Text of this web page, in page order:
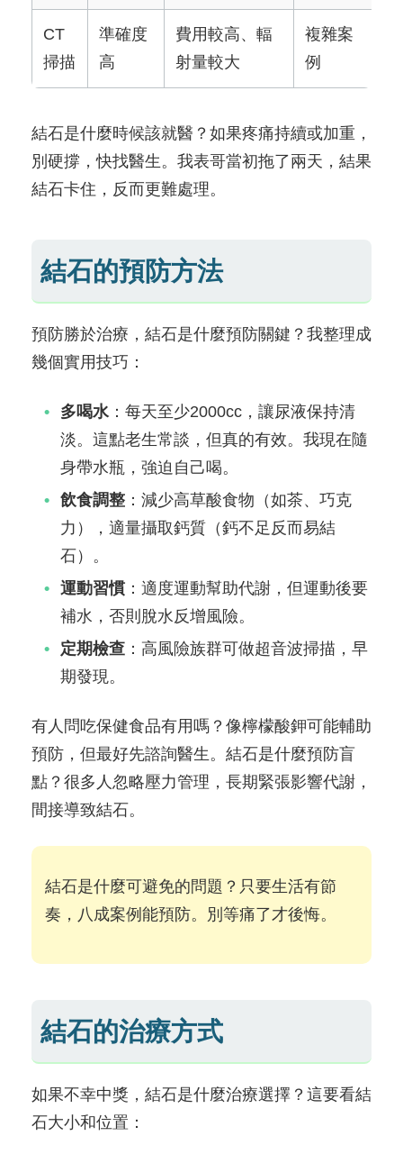
CT
掃描
準確度
高
費用較高、輻
射量較大
複雜案
例
結石是什麼時候該就醫？如果疼痛持續或加重，
別硬撐，快找醫生。我表哥當初拖了兩天，結果
結石卡住，反而更難處理。
結石的預防方法
預防勝於治療，結石是什麼預防關鍵？我整理成
幾個實用技巧：
多喝水 ：每天至少2000cc，讓尿液保持清
淡。這點老生常談，但真的有效。我現在隨
身帶水瓶，強迫自己喝。
飲食調整 ：減少高草酸食物（如茶、巧克
力），適量攝取鈣質（鈣不足反而易結
石）。
運動習慣 ：適度運動幫助代謝，但運動後要
補水，否則脫水反增風險。
定期檢查 ：高風險族群可做超音波掃描，早
期發現。
有人問吃保健食品有用嗎？像檸檬酸鉀可能輔助
預防，但最好先諮詢醫生。結石是什麼預防盲
點？很多人忽略壓力管理，長期緊張影響代謝，
間接導致結石。
結石是什麼可避免的問題？只要生活有節
奏，八成案例能預防。別等痛了才後悔。
結石的治療方式
如果不幸中獎，結石是什麼治療選擇？這要看結
石大小和位置：